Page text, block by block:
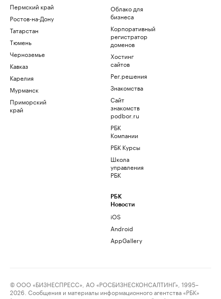
Пермский край
Ростов-на-Дону
Татарстан
Тюмень
Черноземье
Кавказ
Карелия
Мурманск
Приморский
край
Облако для
бизнеса
Корпоративный
регистратор
доменов
Хостинг
сайтов
Рег.решения
Знакомства
Сайт
знакомств
podbor.ru
РБК
Компании
РБК Курсы
Школа
управления
РБК
РБК
Новости
iOS
Android
AppGallery
© ООО «БИЗНЕСПРЕСС», АО «РОСБИЗНЕСКОНСАЛТИНГ», 1995–
2026. Сообщения и материалы информационного агентства «РБК»